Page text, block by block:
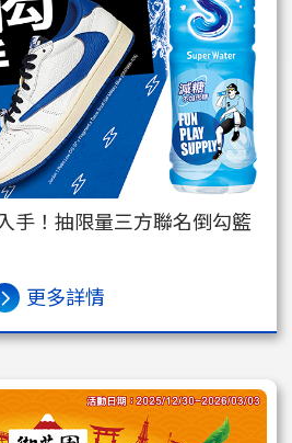
手！抽限量三方聯名倒勾籃
更多詳情